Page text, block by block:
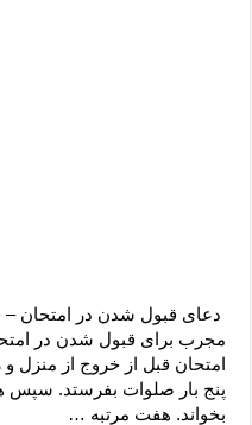
دعای قبول شدن در امتحان –
مجرب برای قبول شدن در
امتحان قبل از خروج از منزل
پنج بار صلوات بفرستد. سپس
بخواند. هفت مرتبه …